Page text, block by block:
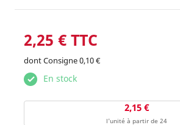
2,25 € TTC
dont Consigne 0,10 €
En stock
2,15 €
l'unité à partir de 24